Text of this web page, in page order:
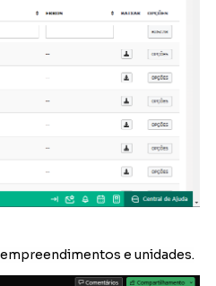
e unidades.